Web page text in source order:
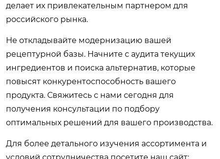
делает их привлекательным партнером для
российского рынка.
Не откладывайте модернизацию вашей
рецептурной базы. Начните с аудита текущих
ингредиентов и поиска альтернатив, которые
повысят конкурентоспособность вашего
продукта. Свяжитесь с нами сегодня для
получения консультации по подбору
оптимальных решений для вашего производства.
Для более детального изучения ассортимента и
условий сотрудничества посетите наш сайт: